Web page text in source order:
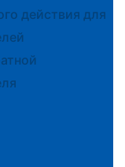
действия для